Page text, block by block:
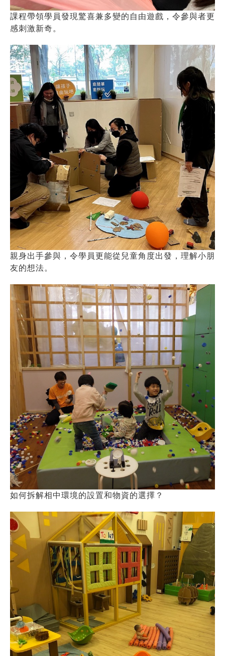
課程帶領學員發現驚喜兼多變的自由遊戲，令參與者更
感刺激新奇。
親身出手參與，令學員更能從兒童角度出發，理解小朋
友的想法。
如何拆解相中環境的設置和物資的選擇？